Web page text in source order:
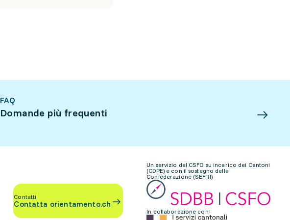
FAQ
Domande più frequenti
Contatti
Contatta orientamento.ch
Un servizio del CSFO su incarico dei Cantoni
(CDPE) e con il sostegno della
Confederazione (SEFRI)
In collaborazione con: